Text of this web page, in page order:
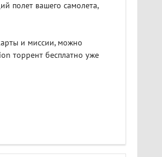
полет вашего самолета,
и миссии, можно
торрент бесплатно уже